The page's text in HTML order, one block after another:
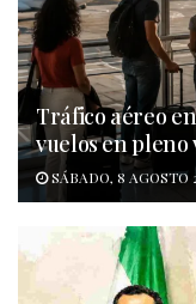
Tráfico aéreo
vuelos en pleno
SÁBADO, 8 AGOSTO